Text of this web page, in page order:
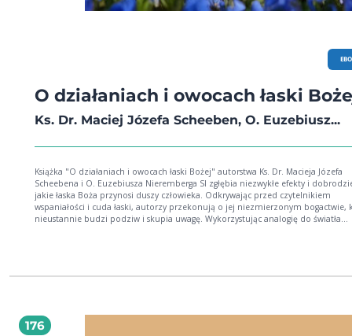
O działaniach i owocach łaski
Ks. Dr. Maciej Józefa Scheeben, O. Euzebiusz...
Książka "O działaniach i owocach łaski Bożej" autorstwa Ks. Dr. Macieja Józefa
Scheebena i O. Euzebiusza Nieremberga SI zgłębia niezwykłe efekty i
jakie łaska Boża przynosi duszy człowieka. Odkrywając przed czytelnikiem
wspaniałości i cuda łaski, autorzy przekonują o jej niezmierzonym bogactwie,
nieustannie budzi podziw i skupia uwagę. Wykorzystując analogię do światła
176